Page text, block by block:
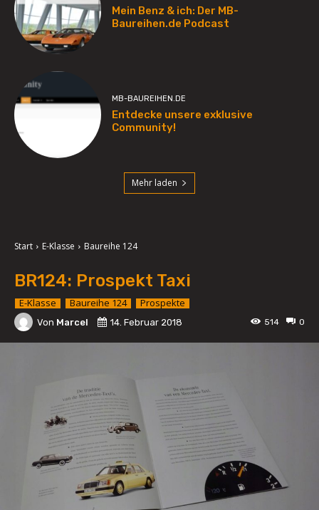
Mein Benz & ich: Der MB-
Baureihen.de Podcast
MB-BAUREIHEN.DE
Entdecke unsere exklusive
Community!
Mehr laden